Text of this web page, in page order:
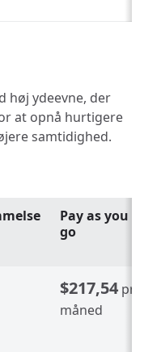
høj ydeevne, der
at opnå hurtigere
samtidighed.
Pay as you
go
$217,54 pr.
måned